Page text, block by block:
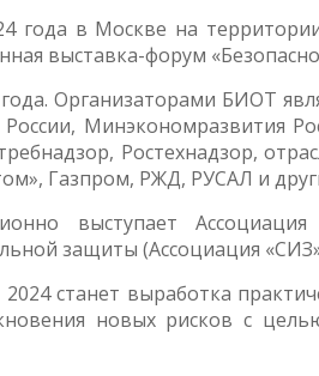
года в Москве на
выставка-форум
Организаторами БИОТ
Минэкономразвития
Ростехнадзор,
Газпром, РЖД, РУСАЛ и
выступает Ассоциация
защиты (Ассоциация
станет выработка
новых рисков с